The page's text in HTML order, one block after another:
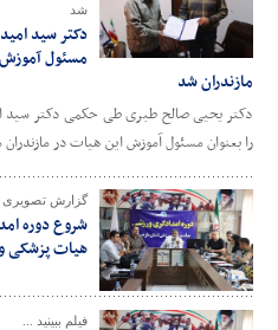
شد
دکتر سید
مسئول
مازندران شد
دکتر یحیی صالح طبری طی حکمی دکتر سید
را بعنوان مسئول آموزش این هیات در
گزارش تصویری
شروع دوره
هیات پزشکی
فیلم ببینید ...